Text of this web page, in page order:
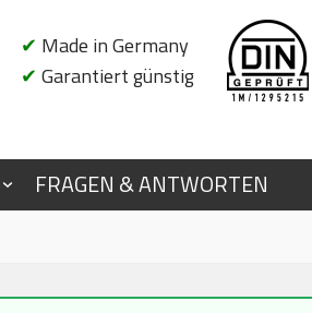
✔ Made in Germany
✔ Garantiert günstig
FRAGEN & ANTWORTEN